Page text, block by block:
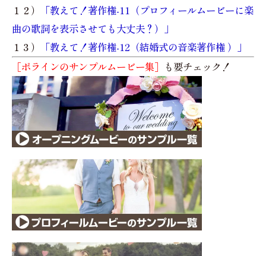
１２）
「教えて！著作権-11（プロフィールムービーに楽
曲の歌詞を表示させても大丈夫？）」
１３）
「教えて！著作権-12（結婚式の音楽著作権 ）」
［ポラインのサンプルムービー集］ も要チェック！